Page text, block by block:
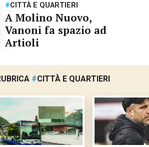
#CITTÀ E QUARTIERI
A Molino Nuovo,
Vanoni fa spazio ad
Artioli
#CITTÀ E QUARTIERI